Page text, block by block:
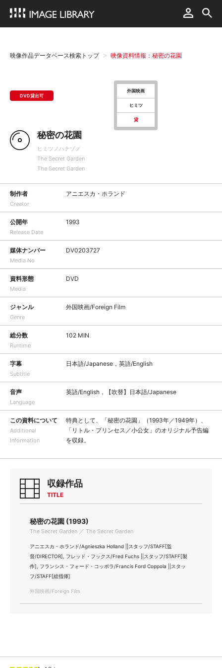
映像作品データベース検索トップ 映像資料情報：秘密の花園
DVD貸出可
外国映画
ヒミツ
貸
秘密の花園
ヒミツノハナゾノ
The Secret Garden
The Secret Garden
制作者
Creator
アニエスカ・ホランド
公開年
Release Date
1993
媒体ナンバー
Media No
DV0203727
資料形態
Media
DVD
ジャンル
Genre
外国映画/Foreign Film
総分数
Runtime
102 MIN
字幕
Subtitle
日本語/Japanese，英語/English
音声
Language
英語/English，【吹替】日本語/Japanese
この資料について
Additional
Information
特典として、「秘密の花園」（1993年／1949年）、
「リトル・プリンセス／小公女」のオリジナル予告編
を収録。
収録作品
TITLE
秘密の花園 (1993)
The Secret Garden ／ The Secret Garden
アニエスカ・ホランド/Agnieszka Holland ||スタッフ/STAFF[監
督/DIRECTOR], フレッド・フックス/Fred Fuchs ||スタッフ/STAFF[製
作], フランシス・フォード・コッポラ/Francis Ford Coppola ||スタッ
フ/STAFF[総指揮]
外国映画/Foreign Film